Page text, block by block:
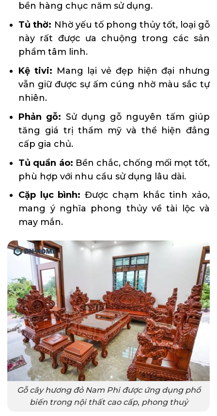
bền hàng chục năm sử dụng.
Tủ thờ: Nhờ yếu tố phong thủy tốt, loại gỗ
này rất được ưa chuộng trong các sản
phẩm tâm linh.
Kệ tivi: Mang lại vẻ đẹp hiện đại nhưng
vẫn giữ được sự ấm cúng nhờ màu sắc tự
nhiên.
Phản gỗ: Sử dụng gỗ nguyên tấm giúp
tăng giá trị thẩm mỹ và thể hiện đẳng
cấp gia chủ.
Tủ quần áo: Bền chắc, chống mối mọt tốt,
phù hợp với nhu cầu sử dụng lâu dài.
Cặp lục bình: Được chạm khắc tinh xảo,
mang ý nghĩa phong thủy về tài lộc và
may mắn.
Gỗ cây hương đỏ Nam Phi được ứng dụng phổ
biến trong nội thất cao cấp, phong thuỷ